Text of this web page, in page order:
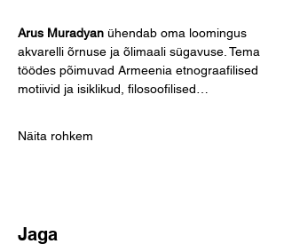
Arus Muradyan ühendab oma loomingus
akvarelli õrnuse ja õlimaali sügavuse. Tema
töödes põimuvad Armeenia etnograafilised
motiivid ja isiklikud, filosoofilised…
Näita rohkem
Jaga